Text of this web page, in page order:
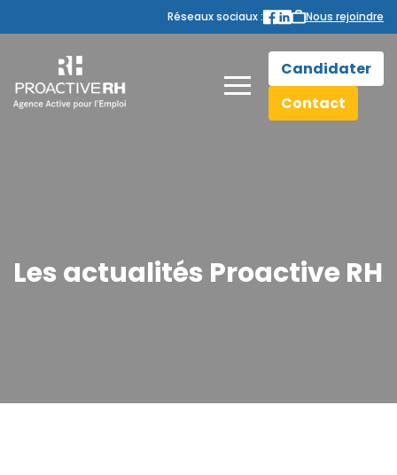
Réseaux sociaux : Nous rejoindre
Candidater
Contact
Les actualités Proactive RH